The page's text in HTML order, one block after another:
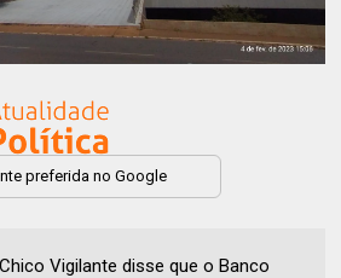
preferida no Google
Vigilante disse que o Banco